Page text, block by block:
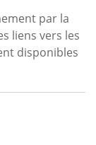
par la
liens vers les
disponibles